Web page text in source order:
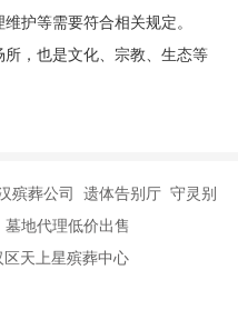
护等需要符合相关规定。
，也是文化、宗教、生态等
殡葬公司 遗体告别厅 守灵别
地代理低价出售
天上星殡葬中心